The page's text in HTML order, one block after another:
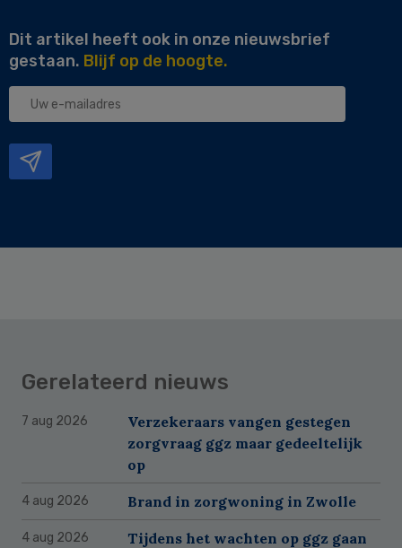
Dit artikel heeft ook in onze nieuwsbrief
gestaan. Blijf op de hoogte.
Uw
Gerelateerd nieuws
7 aug 2026
Verzekeraars vangen gestegen
zorgvraag ggz maar gedeeltelijk
op
4 aug 2026 Brand in zorgwoning in Zwolle
4 aug 2026
Tijdens het wachten op ggz gaan